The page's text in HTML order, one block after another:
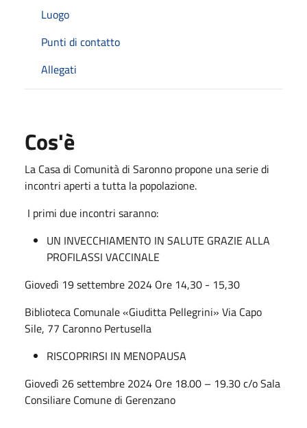
Luogo
Punti di contatto
Allegati
Cos'è
La Casa di Comunità di Saronno propone una serie di
incontri aperti a tutta la popolazione.
I primi due incontri saranno:
UN INVECCHIAMENTO IN SALUTE GRAZIE ALLA
PROFILASSI VACCINALE
Giovedì 19 settembre 2024 Ore 14,30 - 15,30
Biblioteca Comunale «Giuditta Pellegrini» Via Capo
Sile, 77 Caronno Pertusella
RISCOPRIRSI IN MENOPAUSA
Giovedì 26 settembre 2024 Ore 18.00 – 19.30 c/o Sala
Consiliare Comune di Gerenzano